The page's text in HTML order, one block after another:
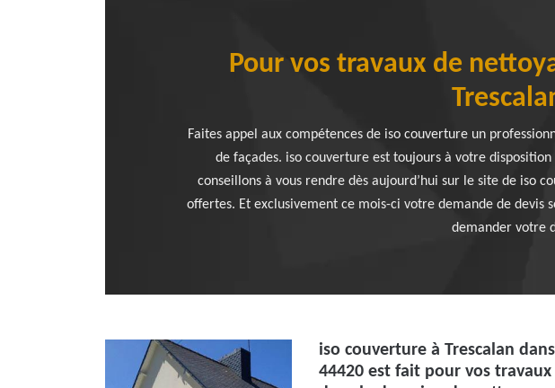
Pour vos travaux de
Faites appel aux compétences de iso couverture un
de façades. iso couverture est toujours à votre
conseillons à vous rendre dès aujourd’hui sur le site de iso
offertes. Et exclusivement ce mois-ci votre demande de
demander votre
iso couverture à Trescalan
44420 est fait pour vos travaux